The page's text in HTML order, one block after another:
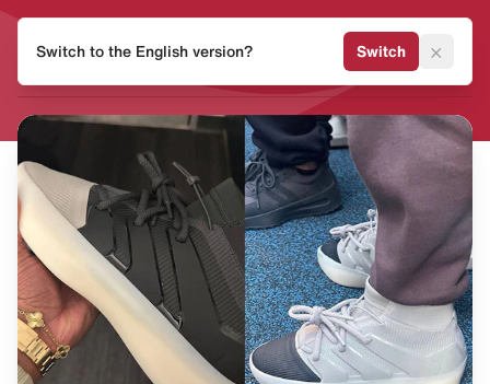
MVMNT
Switch to the English version? Switch ×